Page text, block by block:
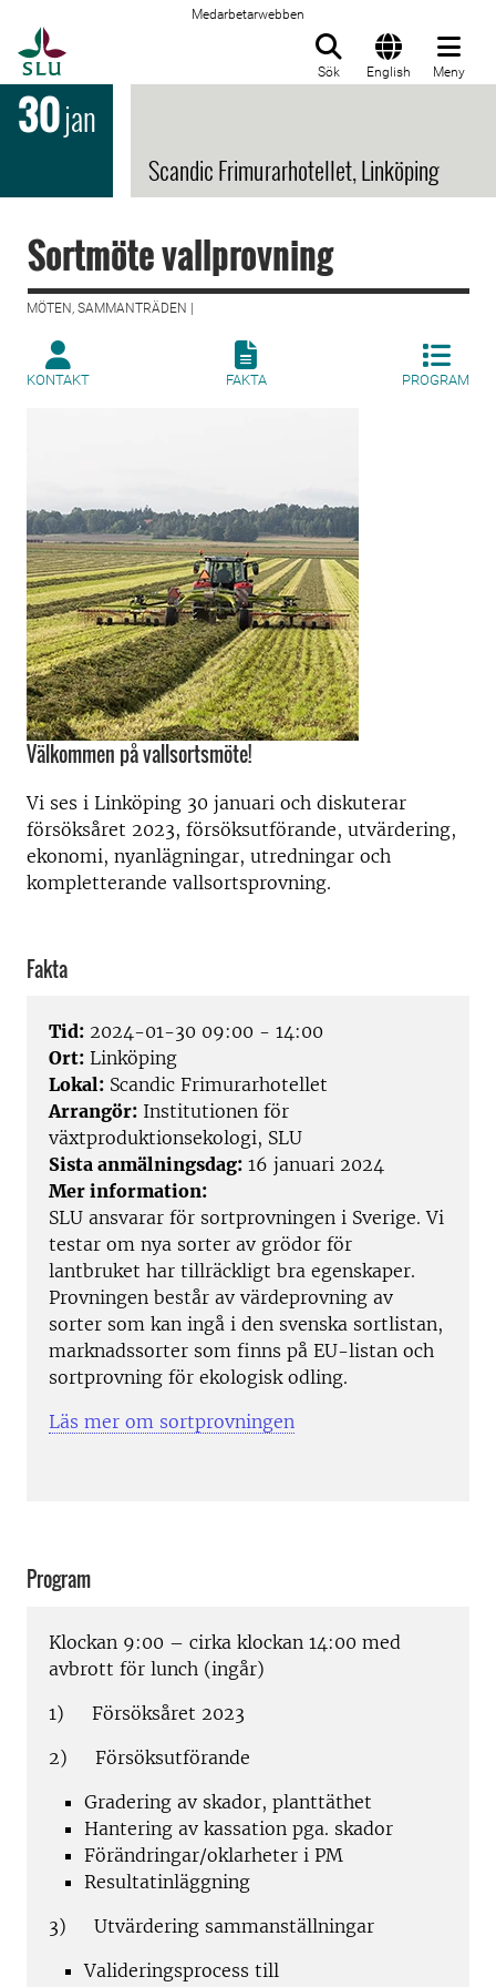
Medarbetarwebben
Sök English Meny
30jan
Scandic Frimurarhotellet, Linköping
Sortmöte vallprovning
MÖTEN, SAMMANTRÄDEN |
KONTAKT FAKTA PROGRAM
Välkommen på vallsortsmöte!
Vi ses i Linköping 30 januari och diskuterar
försöksåret 2023, försöksutförande, utvärdering,
ekonomi, nyanlägningar, utredningar och
kompletterande vallsortsprovning.
Fakta
Tid: 2024-01-30 09:00 - 14:00
Ort: Linköping
Lokal: Scandic Frimurarhotellet
Arrangör: Institutionen för
växtproduktionsekologi, SLU
Sista anmälningsdag: 16 januari 2024
Mer information:
SLU ansvarar för sortprovningen i Sverige. Vi
testar om nya sorter av grödor för
lantbruket har tillräckligt bra egenskaper.
Provningen består av värdeprovning av
sorter som kan ingå i den svenska sortlistan,
marknadssorter som finns på EU-listan och
sortprovning för ekologisk odling.
Läs mer om sortprovningen
Program
Klockan 9:00 – cirka klockan 14:00 med
avbrott för lunch (ingår)
1) Försöksåret 2023
2) Försöksutförande
Gradering av skador, planttäthet
Hantering av kassation pga. skador
Förändringar/oklarheter i PM
Resultatinläggning
3) Utvärdering sammanställningar
Valideringsprocess till